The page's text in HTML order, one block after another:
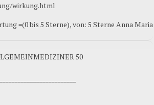
wirkung.html
=(0 bis 5 Sterne), von: 5 Sterne Anna Maria
50